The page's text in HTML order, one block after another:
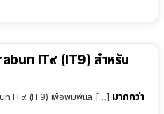
IT๙ (IT9) สำหรับ
IT๙ (IT9) เพื่อพิมพ์แล […] มากกว่า